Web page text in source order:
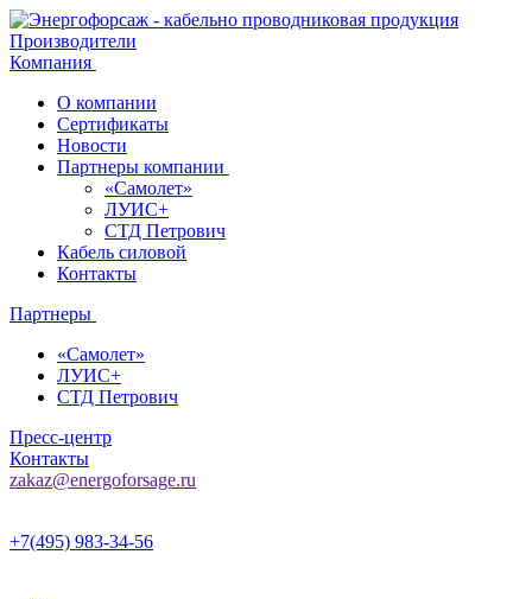
Производители
Компания
О компании
Сертификаты
Новости
Партнеры компании
«Самолет»
ЛУИС+
СТД Петрович
Кабель силовой
Контакты
Партнеры
«Самолет»
ЛУИС+
СТД Петрович
Пресс-центр
Контакты
zakaz@energoforsage.ru
+7(495) 983-34-56